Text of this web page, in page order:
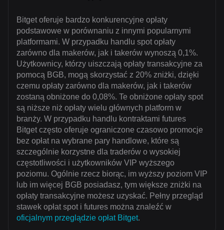
Bitget oferuje bardzo konkurencyjne opłaty
podstawowe w porównaniu z innymi popularnymi
platformami. W przypadku handlu spot opłaty
zarówno dla makerów, jak i takerów wynoszą 0,1%.
Użytkownicy, którzy uiszczają opłaty transakcyjne za
pomocą BGB, mogą skorzystać z 20% zniżki, dzięki
czemu opłaty zarówno dla makerów, jak i takerów
zostaną obniżone do 0,08%. Te obniżone opłaty spot
są niższe niż opłaty wielu głównych platform w
branży. W przypadku handlu kontraktami futures
Bitget często oferuje ograniczone czasowo promocje
bez opłat na wybrane pary handlowe, które są
szczególnie korzystne dla traderów o wysokiej
częstotliwości i użytkowników VIP wyższego
poziomu. Ogólnie rzecz biorąc, im wyższy poziom VIP
lub im więcej BGB posiadasz, tym większe zniżki na
opłaty transakcyjne możesz uzyskać. Pełny przegląd
stawek opłat spot i futures można znaleźć w
oficjalnym przeglądzie opłat Bitget.